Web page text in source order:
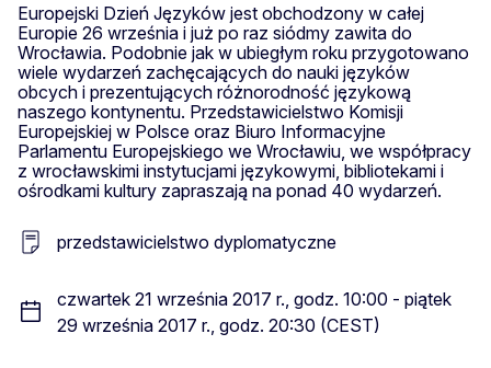
Europejski Dzień Języków jest obchodzony w całej
Europie 26 września i już po raz siódmy zawita do
Wrocławia. Podobnie jak w ubiegłym roku przygotowano
wiele wydarzeń zachęcających do nauki języków
obcych i prezentujących różnorodność językową
naszego kontynentu. Przedstawicielstwo Komisji
Europejskiej w Polsce oraz Biuro Informacyjne
Parlamentu Europejskiego we Wrocławiu, we współpracy
z wrocławskimi instytucjami językowymi, bibliotekami i
ośrodkami kultury zapraszają na ponad 40 wydarzeń.
przedstawicielstwo dyplomatyczne
czwartek 21 września 2017 r., godz. 10:00 - piątek
29 września 2017 r., godz. 20:30 (CEST)